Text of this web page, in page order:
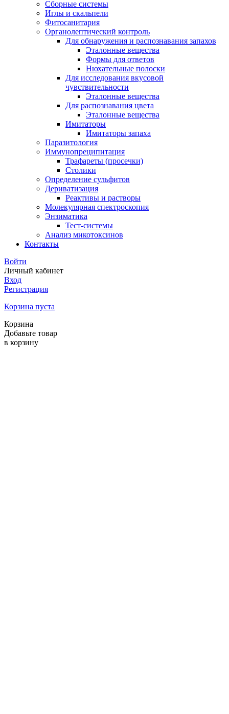
Сборные системы
Иглы и скальпели
Фитосанитария
Органолептический контроль
Для обнаружения и распознавания запахов
Эталонные вещества
Формы для ответов
Нюхательные полоски
Для исследования вкусовой
чувствительности
Эталонные вещества
Для распознавания цвета
Эталонные вещества
Имитаторы
Имитаторы запаха
Паразитология
Иммунопреципитация
Трафареты (просечки)
Столики
Определение сульфитов
Дериватизация
Реактивы и растворы
Молекулярная спектроскопия
Энзиматика
Тест-системы
Анализ микотоксинов
Контакты
Войти
Личный кабинет
Вход
Регистрация
Корзина пуста
Корзина
Добавьте товар
в корзину